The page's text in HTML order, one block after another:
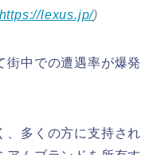
lexus.jp/)
街中での遭遇率が爆発
、多くの方に支持され